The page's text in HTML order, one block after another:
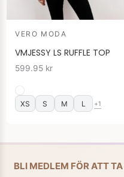
VERO MODA
VMJESSY LS RUFFLE TOP
599.95 kr
XS S M L +1
BLI MEDLEM FÖR ATT